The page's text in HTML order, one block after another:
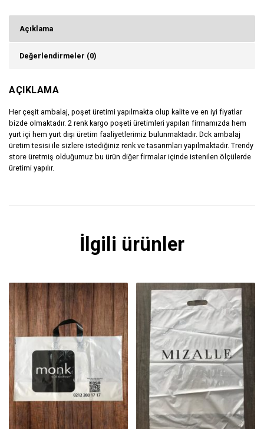
Açıklama
Değerlendirmeler (0)
AÇIKLAMA
Her çeşit ambalaj, poşet üretimi yapılmakta olup kalite ve en iyi fiyatlar
bizde olmaktadır. 2 renk kargo poşeti üretimleri yapılan firmamızda hem
yurt içi hem yurt dışı üretim faaliyetlerimiz bulunmaktadır. Dck ambalaj
üretim tesisi ile sizlere istediğiniz renk ve tasarımları yapılmaktadır. Trendy
store üretmiş olduğumuz bu ürün diğer firmalar içinde istenilen ölçülerde
üretimi yapılır.
İlgili ürünler